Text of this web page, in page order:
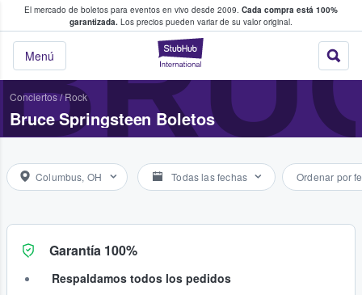
El mercado de boletos para eventos en vivo desde 2009. Cada compra está 100%
garantizada. Los precios pueden variar de su valor original.
StubHub: donde
Menú
fans compran y venden boletos
Conciertos/Rock
Bruce Springsteen Boletos
Columbus, OH Todas las fechas Ordenar por
Garantía 100%
Respaldamos todos los pedidos